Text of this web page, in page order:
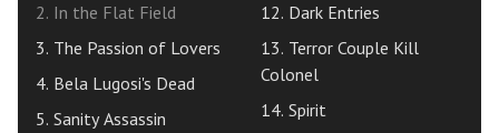
2. In the Flat Field
3. The Passion of Lovers
4. Bela Lugosi's Dead
5. Sanity Assassin
12. Dark Entries
13. Terror Couple Kill
Colonel
14. Spirit